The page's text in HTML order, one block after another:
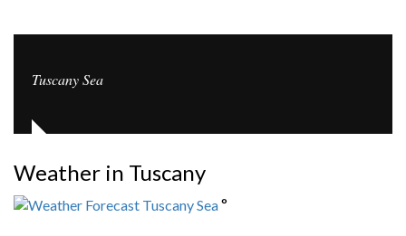
Tuscany Sea
Weather in Tuscany
°